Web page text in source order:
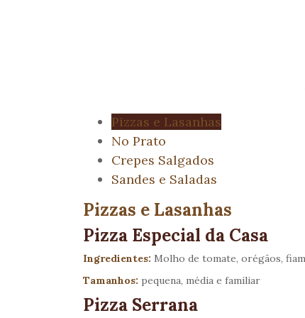
Pizzas e Lasanhas
No Prato
Crepes Salgados
Sandes e Saladas
Pizzas e Lasanhas
Pizza Especial da Casa
Ingredientes: Molho de tomate, orégãos,
Tamanhos: pequena, média e familiar
Pizza Serrana